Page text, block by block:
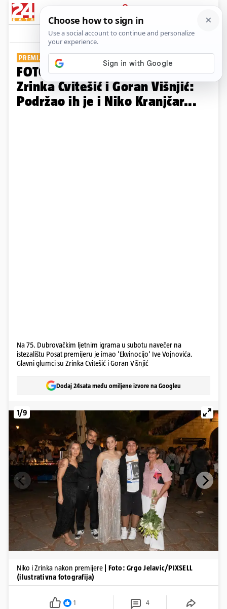
PRIJAVA
Galerija Komentari
PREMIJERA 'EKVINOCIJO'
FOTO Dubrovčane oduševili
Zrinka Cvitešić i Goran Višnjić:
Podržao ih je i Niko Kranjčar...
Na 75. Dubrovačkim ljetnim igrama u subotu navečer na
istezalištu Posat premijeru je imao 'Ekvinocijo' Ive Vojnovića.
Glavni glumci su Zrinka Cvitešić i Goran Višnjić
Dodaj 24sata među omiljene izvore na Googleu
1/9
Niko i Zrinka nakon premijere
| Foto: Grgo Jelavic/PIXSELL
(ilustrativna fotografija)
1 4